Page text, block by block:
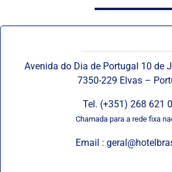
Avenida do Dia de Portugal 10 de
7350-229 Elvas –
Tel. (+351) 268 621
Chamada para a rede fixa
Email :